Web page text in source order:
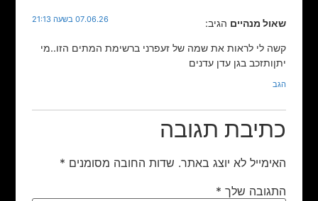
שאול מנהיים הגיב: 07.06.26 בשעה 21:13
קשה לי לראות את שמה של זעפרני ברשימת המתים הזו..מי
יתןותזכב בגן עדן עדנים
הגב
כתיבת תגובה
האימייל לא יוצג באתר. שדות החובה מסומנים *
התגובה שלך *